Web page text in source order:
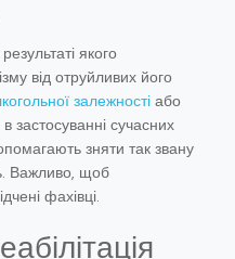
якого
від отруйливих його
залежності або
застосуванні сучасних
зняти так звану
Важливо, щоб
фахівці.